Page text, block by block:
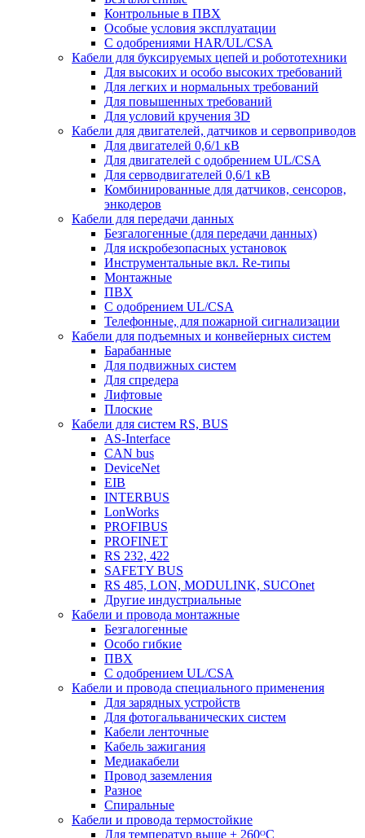
Контрольные в ПВХ
Особые условия эксплуатации
С одобрениями HAR/UL/CSA
Кабели для буксируемых цепей и робототехники
Для высоких и особо высоких требований
Для легких и нормальных требований
Для повышенных требований
Для условий кручения 3D
Кабели для двигателей, датчиков и сервоприводов
Для двигателей 0,6/1 кВ
Для двигателей с одобрением UL/CSA
Для серводвигателей 0,6/1 кВ
Комбинированные для датчиков, cенсоров,
энкодеров
Кабели для передачи данных
Безгалогенные (для передачи данных)
Для искробезопасных установок
Инструментальные вкл. Re-типы
Монтажные
ПВХ
С одобрением UL/CSA
Телефонные, для пожарной сигнализации
Кабели для подъемных и конвейерных систем
Барабанные
Для подвижных систем
Для спредера
Лифтовые
Плоские
Кабели для систем RS, BUS
AS-Interface
CAN bus
DeviceNet
EIB
INTERBUS
LonWorks
PROFIBUS
PROFINET
RS 232, 422
SAFETY BUS
RS 485, LON, MODULINK, SUCOnet
Другие индустриальные
Кабели и провода монтажные
Безгалогенные
Особо гибкие
ПВХ
С одобрением UL/CSA
Кабели и провода специального применения
Для зарядных устройств
Для фотогальванических систем
Кабели ленточные
Кабель зажигания
Медиакабели
Провод заземления
Разное
Спиральные
Кабели и провода термостойкие
Для температур выше + 260ᴼС